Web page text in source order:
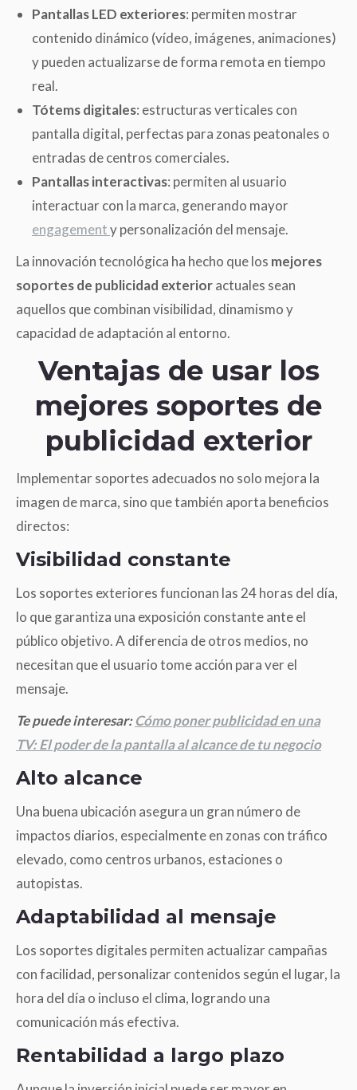
Pantallas LED exteriores: permiten mostrar
contenido dinámico (vídeo, imágenes, animaciones)
y pueden actualizarse de forma remota en tiempo
real.
Tótems digitales: estructuras verticales con
pantalla digital, perfectas para zonas peatonales o
entradas de centros comerciales.
Pantallas interactivas: permiten al usuario
interactuar con la marca, generando mayor
engagementy personalización del mensaje.
La innovación tecnológica ha hecho que los mejores
soportes de publicidad exterioractuales sean
aquellos que combinan visibilidad, dinamismo y
capacidad de adaptación al entorno.
Ventajas de usar los
mejores soportes de
publicidad exterior
Implementar soportes adecuados no solo mejora la
imagen de marca, sino que también aporta beneficios
directos:
Visibilidad constante
Los soportes exteriores funcionan las 24 horas del día,
lo que garantiza una exposición constante ante el
público objetivo. A diferencia de otros medios, no
necesitan que el usuario tome acción para ver el
mensaje.
Te puede interesar:Cómo poner publicidad en una
TV: El poder de la pantalla al alcance de tu negocio
Alto alcance
Una buena ubicación asegura un gran número de
impactos diarios, especialmente en zonas con tráfico
elevado, como centros urbanos, estaciones o
autopistas.
Adaptabilidad al mensaje
Los soportes digitales permiten actualizar campañas
con facilidad, personalizar contenidos según el lugar, la
hora del día o incluso el clima, logrando una
comunicación más efectiva.
Rentabilidad a largo plazo